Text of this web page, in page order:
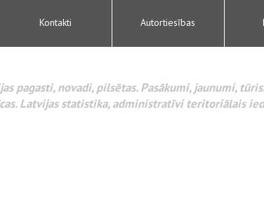
Kontakti Autortiesības
pagasti, novadi, pilsētas. Pasākumi, jaunumi,
Latvijas statistika, administratīvi teritoriālais